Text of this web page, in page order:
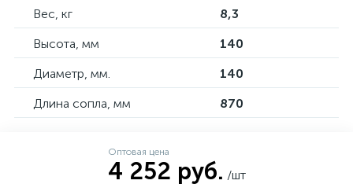
Вес, кг
8,3
Высота, мм
140
Диаметр, мм.
140
Длина сопла, мм
870
Оптовая цена
4 252 руб. /шт